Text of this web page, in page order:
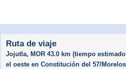
Ruta de viaje
Jojutla, MOR 43.0 km (tiempo
el oeste en Constitución del 57/​